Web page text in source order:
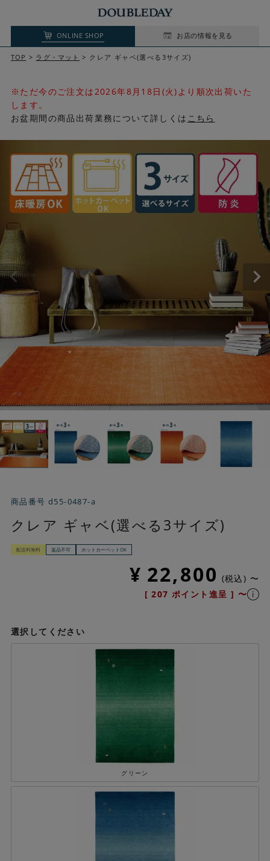
ONLINE SHOP お店の情報を見る
TOP ラグ・マット クレア ギャベ(選べる3サイズ)
※ただ今のご注文は2026年8月18日(火)より順次出荷いた
します。
お盆期間の商品出荷業務について詳しくは こちら
商品番号 d55-0487-a
クレア ギャベ(選べる3サイズ)
配送料無料 返品不可 ホットカーペットOK
¥ 22,800 税込
〜
[ 207 ポイント進呈 ] 〜
選択してください
グリーン